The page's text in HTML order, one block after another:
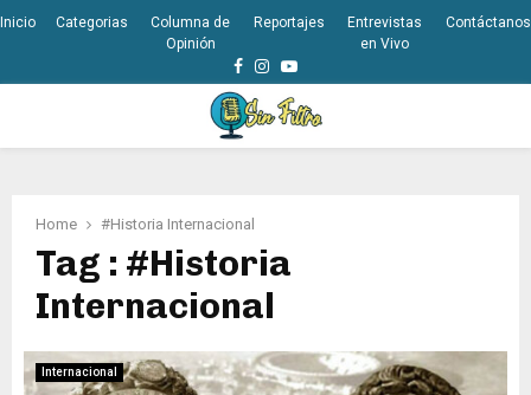
Inicio Categorias
Columna de
Opinión
Reportajes
Entrevistas
en Vivo
Contáctanos
Facebook
Instagram
Youtube
Home #Historia Internacional
Tag : #Historia
Internacional
Internacional